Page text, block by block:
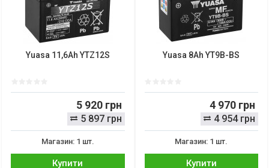
Yuasa 11,6Ah YTZ12S
5 920 грн
5 897 грн
Магазин: 1 шт.
Купити
Yuasa 8Ah YT9B-BS
4 970 грн
4 954 грн
Магазин: 1 шт.
Купити